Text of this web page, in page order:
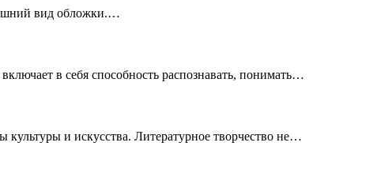
вид обложки.…
в себя способность распознавать, понимать…
культуры и искусства. Литературное творчество не…